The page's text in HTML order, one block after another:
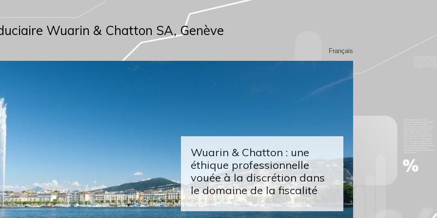
Français
Wuarin & Chatton SA, Genève
Wuarin & Chatton : une
éthique professionnelle
vouée à la discrétion dans
le domaine de la fiscalité